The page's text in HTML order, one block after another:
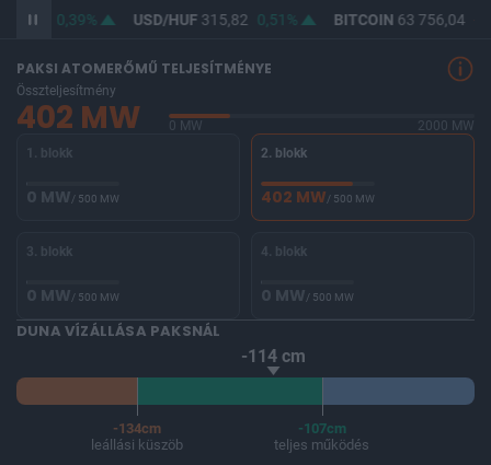
0,39% USD/HUF315,82 0,51% BITCOIN63 756,04
PAKSI ATOMERŐMŰ TELJESÍTMÉNYE
Összteljesítmény
402 MW 0 MW
2000 MW
1. blokk
0 MW/ 500 MW
2. blokk
402 MW/ 500 MW
3. blokk
0 MW/ 500 MW
4. blokk
0 MW/ 500 MW
DUNA VÍZÁLLÁSA PAKSNÁL
-114 cm
-134cm
leállási küszöb
-107cm
teljes működés